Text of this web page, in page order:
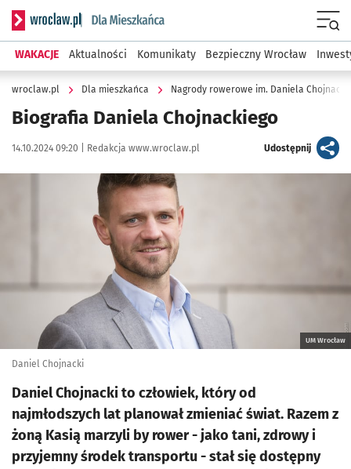
Serwis informacyjny wroclaw.pl podserwis: Dla mieszkańca
WAKACJE Aktualności Komunikaty Bezpieczny Wrocław
wroclaw.pl Dla mieszkańca Nagrody rowerowe im. Daniela
Biografia Daniela Chojnackiego
Data publikacji:
14.10.2024 09:20 | Autor:
Redakcja www.wroclaw.pl Udostępnijartykuł
Kliknij, aby powiększyć
UM Wrocław
Daniel Chojnacki
Daniel Chojnacki to człowiek, który od
najmłodszych lat planował zmieniać świat. Razem z
żoną Kasią marzyli by rower - jako tani, zdrowy i
przyjemny środek transportu - stał się dostępny